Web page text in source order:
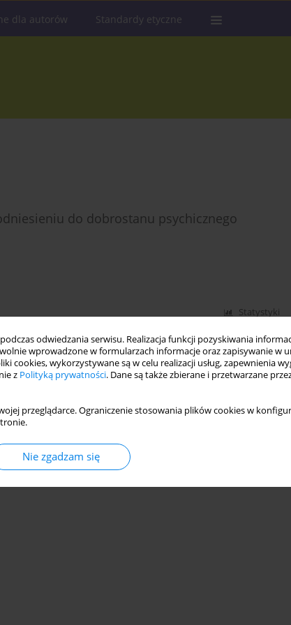
odwiedzania serwisu. Realizacja funkcji pozyskiwania
wprowadzone w formularzach informacje oraz zapisywanie w
cookies, wykorzystywane są w celu realizacji usług, zapewnienia
z Polityką prywatności. Dane są także zbierane i przetwarzane
przeglądarce. Ograniczenie stosowania plików cookies w
Nie zgadzam się
dla autorów Standardy etyczne
do dobrostanu psychicznego
Statystyki